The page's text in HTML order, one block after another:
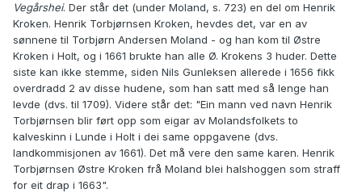
Vegårshei. Der står det (under Moland, s. 723) en del om Henrik
Kroken. Henrik Torbjørnsen Kroken, hevdes det, var en av
sønnene til Torbjørn Andersen Moland - og han kom til Østre
Kroken i Holt, og i 1661 brukte han alle Ø. Krokens 3 huder. Dette
siste kan ikke stemme, siden Nils Gunleksen allerede i 1656 fikk
overdradd 2 av disse hudene, som han satt med så lenge han
levde (dvs. til 1709). Videre står det: "Ein mann ved navn Henrik
Torbjørnsen blir ført opp som eigar av Molandsfolkets to
kalveskinn i Lunde i Holt i dei same oppgavene (dvs.
landkommisjonen av 1661). Det må vere den same karen. Henrik
Torbjørnsen Østre Kroken frå Moland blei halshoggen som straff
for eit drap i 1663".